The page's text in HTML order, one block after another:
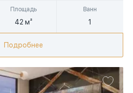
Площадь
42 м²
Ванн
1
Подробнее